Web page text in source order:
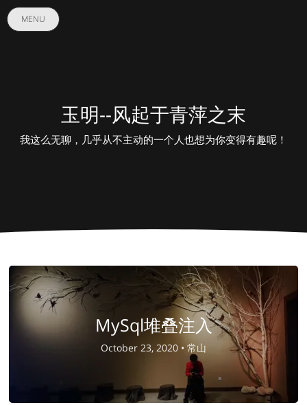
MENU
玉明--风起于青萍之末
我这么无聊，几乎从不主动的一个人也想为你变得有趣呢！
MySql堆叠注入
October 23, 2020 • 常山